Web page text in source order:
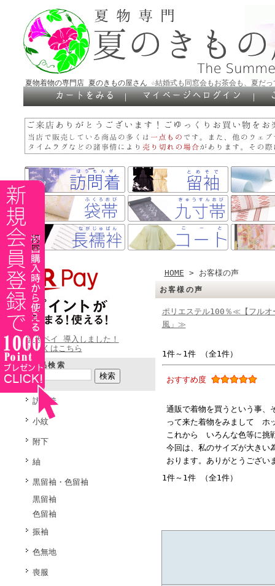
夏物着物の専門店 夏のきもの屋さん ☆結婚式も同窓会もお茶会も、夏だ
｜ ｜
楽天ペイ 導入しました！
詳しくはこちら
商品検索
訪問着
小紋
附下
紬
黒留袖・色留袖
黒留袖
色留袖
振袖
色無地
喪服
HOME > お客様の声
お客様の声
ポリエステル100％≪【フル
風」≫
1件～1件 （全1件）
おすすめ度
通販で着物を買うという事
って来た着物をみまして ホ
これから いろんな色等に挑
今回は、私のサイズが大きい
おります。ありがとうござい
1件～1件 （全1件）